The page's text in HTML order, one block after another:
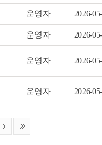
운영자 2026-
운영자 2026-
운영자 2026-
운영자 2026-